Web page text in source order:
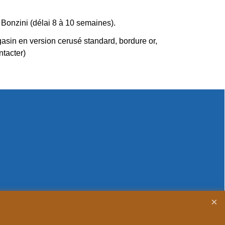
(délai 8 à 10 semaines).
en version cerusé standard, bordure or,